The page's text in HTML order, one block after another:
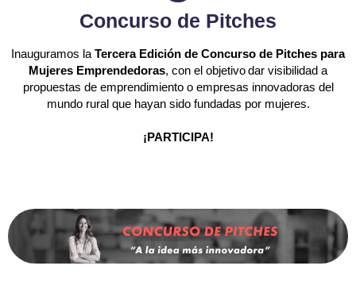
Concurso de Pitches
Inauguramos la Tercera Edición de Concurso de Pitches para
Mujeres Emprendedoras, con el objetivo dar visibilidad a
propuestas de emprendimiento o empresas innovadoras del
mundo rural que hayan sido fundadas por mujeres.
¡PARTICIPA!